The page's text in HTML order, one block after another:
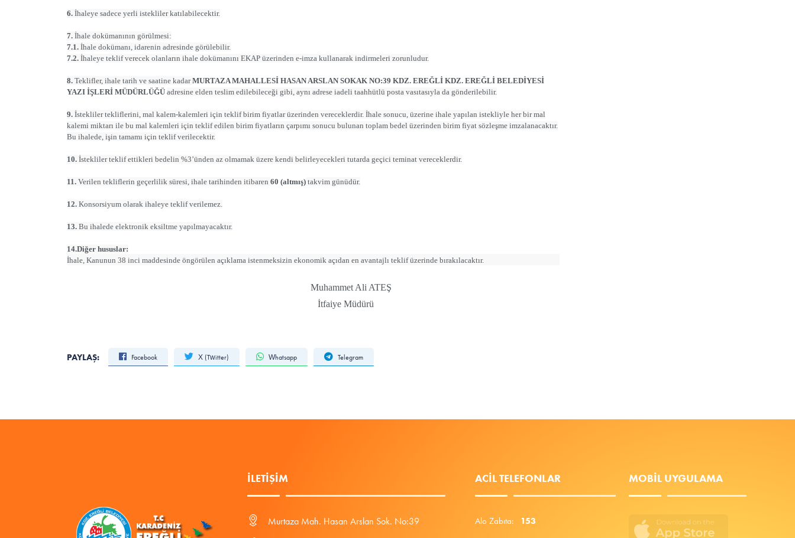
6. İhaleye sadece yerli istekliler katılabilecektir.
7. İhale dokümanının görülmesi:
7.1. İhale dokümanı, idarenin adresinde görülebilir.
7.2. İhaleye teklif verecek olanların ihale dokümanını EKAP üzerinden e-imza kullanarak indirmeleri zorunludur.
8. Teklifler, ihale tarih ve saatine kadarMURTAZA MAHALLESİ HASAN ARSLAN SOKAK NO:39 KDZ. EREĞLİ KDZ. EREĞLİ BELEDİYESİ
YAZI İŞLERİ MÜDÜRLÜĞÜadresine elden teslim edilebileceği gibi, aynı adrese iadeli taahhütlü posta vasıtasıyla da gönderilebilir.
9. İstekliler tekliflerini, mal kalem-kalemleri için teklif birim fiyatlar üzerinden vereceklerdir. İhale sonucu, üzerine ihale yapılan istekliyle her bir mal
kalemi miktarı ile bu mal kalemleri için teklif edilen birim fiyatların çarpımı sonucu bulunan toplam bedel üzerinden birim fiyat sözleşme imzalanacaktır.
Bu ihalede, işin tamamı için teklif verilecektir.
10. İstekliler teklif ettikleri bedelin %3’ünden az olmamak üzere kendi belirleyecekleri tutarda geçici teminat vereceklerdir.
11. Verilen tekliflerin geçerlilik süresi, ihale tarihinden itibaren60 (altmış) takvim günüdür.
12. Konsorsiyum olarak ihaleye teklif verilemez.
13. Bu ihalede elektronik eksiltme yapılmayacaktır.
14.Diğer hususlar:
İhale, Kanunun 38 inci maddesinde öngörülen açıklama istenmeksizin ekonomik açıdan en avantajlı teklif üzerinde bırakılacaktır.
Muhammet Ali ATEŞ
İtfaiye Müdürü
PAYLAŞ: Facebook X (Twitter) Whatsapp Telegram
İLETIŞIM
Murtaza Mah. Hasan Arslan Sok. No:39
ACIL TELEFONLAR
Alo Zabıta: 153
MOBIL UYGULAMA